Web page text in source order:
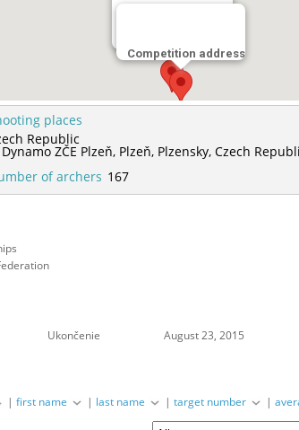
Competition address
places
Republic
Dynamo ZČE Plzeň, Plzeň, Plzensky,Czech
of archers 167
Ukončenie
August 23, 2015
|first name | last name |target number |